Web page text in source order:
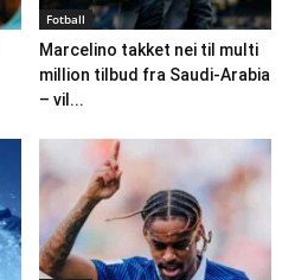
Fotball
Marcelino takket nei til multi
million tilbud fra Saudi-Arabia
– vil...